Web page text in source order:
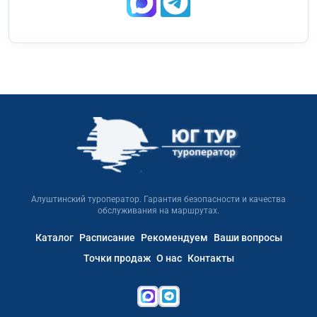
Алуштинский туроператор. Гарантия безопасности и качества
обслуживания на маршрутах.
Каталог Расписание Рекомендуем
Ваши вопросы
Точки продаж О нас Контакты